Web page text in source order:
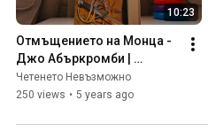
10:23
Отмъщението на Монца -
Джо Абъркромби |
Първият закон #4
Четенето Невъзможно
250 views • 5 years ago